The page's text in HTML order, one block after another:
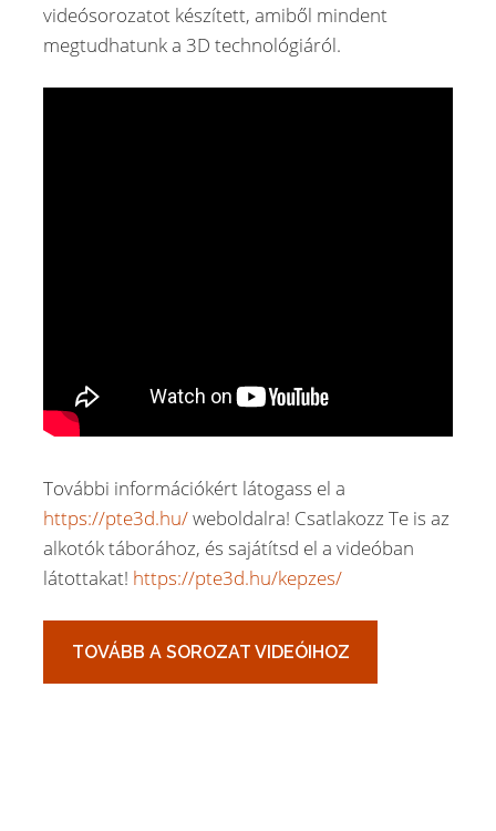
videósorozatot készített, amiből mindent
megtudhatunk a 3D technológiáról.
További információkért látogass el a
https://pte3d.hu/weboldalra! Csatlakozz Te is az
alkotók táborához, és sajátítsd el a videóban
látottakat! https://pte3d.hu/kepzes/